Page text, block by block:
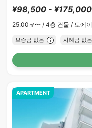
¥98,500 - ¥175,000
25.00㎡〜 / 4층 건물 / 토에
보증금 없음 사례금 없음
APARTMENT